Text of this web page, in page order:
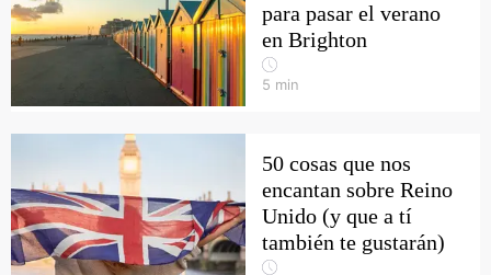
para pasar el verano
en Brighton
5 min
50 cosas que nos
encantan sobre Reino
Unido (y que a tí
también te gustarán)